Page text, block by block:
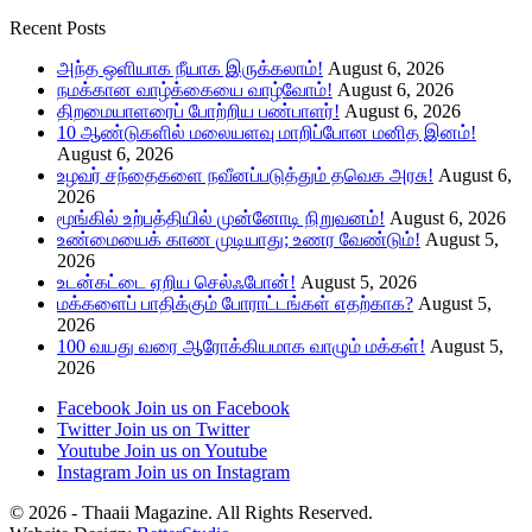
Recent Posts
அந்த ஒளியாக நீயாக இருக்கலாம்! August 6, 2026
நமக்கான வாழ்க்கையை வாழ்வோம்! August 6, 2026
திறமையாளரைப் போற்றிய பண்பாளர்! August 6, 2026
10 ஆண்டுகளில் மலையளவு மாறிப்போன மனித இனம்!
August 6, 2026
உழவர் சந்தைகளை நவீனப்படுத்தும் தவெக அரசு! August 6,
2026
மூங்கில் உற்பத்தியில் முன்னோடி நிறுவனம்! August 6, 2026
உண்மையைக் காண முடியாது; உணர வேண்டும்! August 5,
2026
உடன்கட்டை ஏறிய செல்ஃபோன்! August 5, 2026
மக்களைப் பாதிக்கும் போராட்டங்கள் எதற்காக? August 5,
2026
100 வயது வரை ஆரோக்கியமாக வாழும் மக்கள்! August 5,
2026
Facebook Join us on Facebook
Twitter Join us on Twitter
Youtube Join us on Youtube
Instagram Join us on Instagram
© 2026 - Thaaii Magazine. All Rights Reserved.